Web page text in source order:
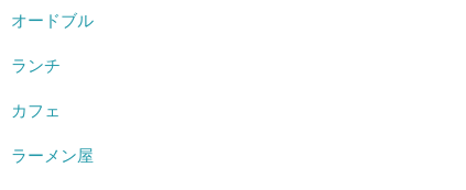
オードブル
ランチ
カフェ
ラーメン屋